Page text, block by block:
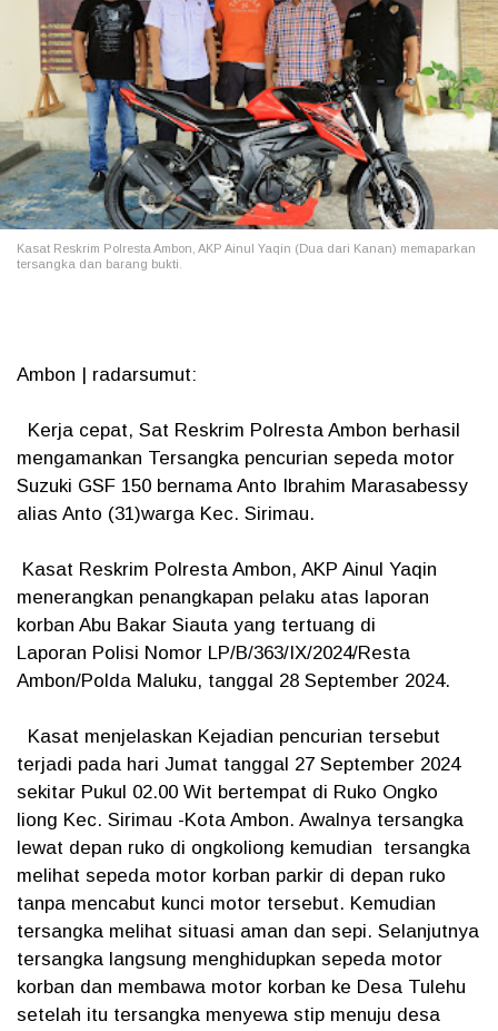
Kasat Reskrim Polresta Ambon, AKP Ainul Yaqin (Dua dari Kanan) memaparkan
tersangka dan barang bukti.
Ambon | radarsumut:
Kerja cepat, Sat Reskrim Polresta Ambon berhasil
mengamankan Tersangka pencurian sepeda motor
Suzuki GSF 150 bernama Anto Ibrahim Marasabessy
alias Anto (31)warga Kec. Sirimau.
Kasat Reskrim Polresta Ambon, AKP Ainul Yaqin
menerangkan penangkapan pelaku atas laporan
korban Abu Bakar Siauta yang tertuang di
Laporan Polisi Nomor LP/B/363/IX/2024/Resta
Ambon/Polda Maluku, tanggal 28 September 2024.
Kasat menjelaskan Kejadian pencurian tersebut
terjadi pada hari Jumat tanggal 27 September 2024
sekitar Pukul 02.00 Wit bertempat di Ruko Ongko
liong Kec. Sirimau -Kota Ambon. Awalnya tersangka
lewat depan ruko di ongkoliong kemudian tersangka
melihat sepeda motor korban parkir di depan ruko
tanpa mencabut kunci motor tersebut. Kemudian
tersangka melihat situasi aman dan sepi. Selanjutnya
tersangka langsung menghidupkan sepeda motor
korban dan membawa motor korban ke Desa Tulehu
setelah itu tersangka menyewa stip menuju desa